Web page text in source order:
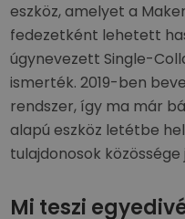
eszköz, amelyet a
fedezetként lehetett
úgynevezett Single-
ismerték. 2019-ben
rendszer, így ma már
alapú eszköz letétbe
tulajdonosok
Mi teszi